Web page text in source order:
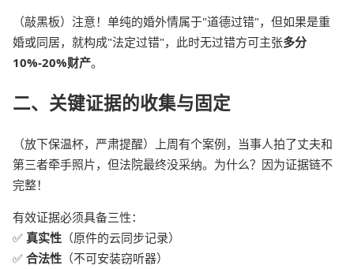
（敲黑板）注意！单纯的婚外情属于"道德过错"，但如果是重
婚或同居，就构成"法定过错"，此时无过错方可主张多分
10%-20%财产。
二、关键证据的收集与固定
（放下保温杯，严肃提醒）上周有个案例，当事人拍了丈夫和
第三者牵手照片，但法院最终没采纳。为什么？因为证据链不
完整！
有效证据必须具备三性：
✅ 真实性 （原件的云同步记录）
✅ 合法性 （不可安装窃听器）